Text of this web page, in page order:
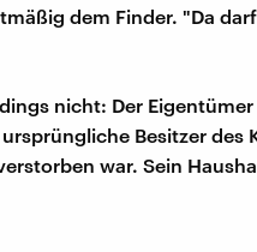
dem Finder. "Da
nicht: Der
Besitzer des
war. Sein